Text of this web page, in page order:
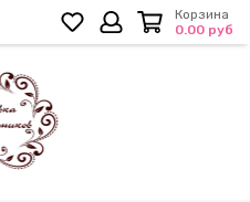
Корзина
0.00 руб